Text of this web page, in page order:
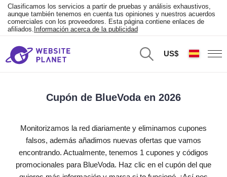
Clasificamos los servicios a partir de pruebas y análisis exhaustivos,
aunque también tenemos en cuenta tus opiniones y nuestros acuerdos
comerciales con los proveedores. Esta página contiene enlaces de
afiliados. Información acerca de la publicidad
US$
Cupón de BlueVoda en 2026
Monitorizamos la red diariamente y eliminamos cupones
falsos, además añadimos nuevas ofertas que vamos
encontrando. Actualmente, tenemos 1 cupones y códigos
promocionales para BlueVoda. Haz clic en el cupón del que